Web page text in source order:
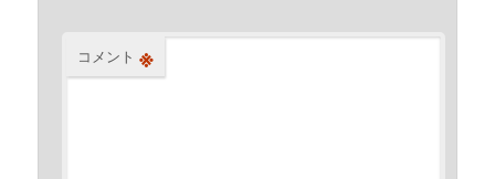
コメント ※